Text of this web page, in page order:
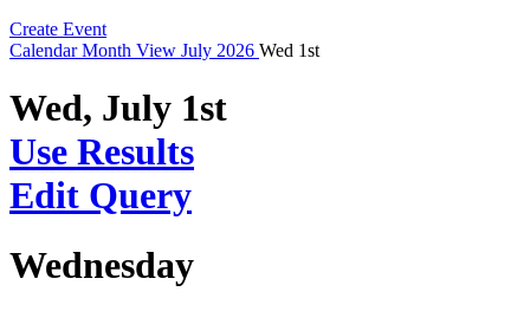
Create Event
Calendar Month View July 2026 Wed 1st
Wed, July 1st
Use Results
Edit Query
Wednesday